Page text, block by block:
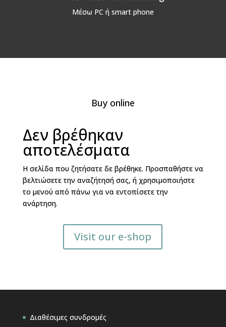
Μέσω PC ή smart phone
Buy online
Δεν βρέθηκαν
αποτελέσματα
Η σελίδα που ζητήσατε δε βρέθηκε. Προσπαθήστε να
βελτιώσετε την αναζήτησή σας, ή χρησιμοποιήστε
το μενού από πάνω για να εντοπίσετε την
ανάρτηση.
Visit our e-shop
Διαθέσιμες συνδρομές